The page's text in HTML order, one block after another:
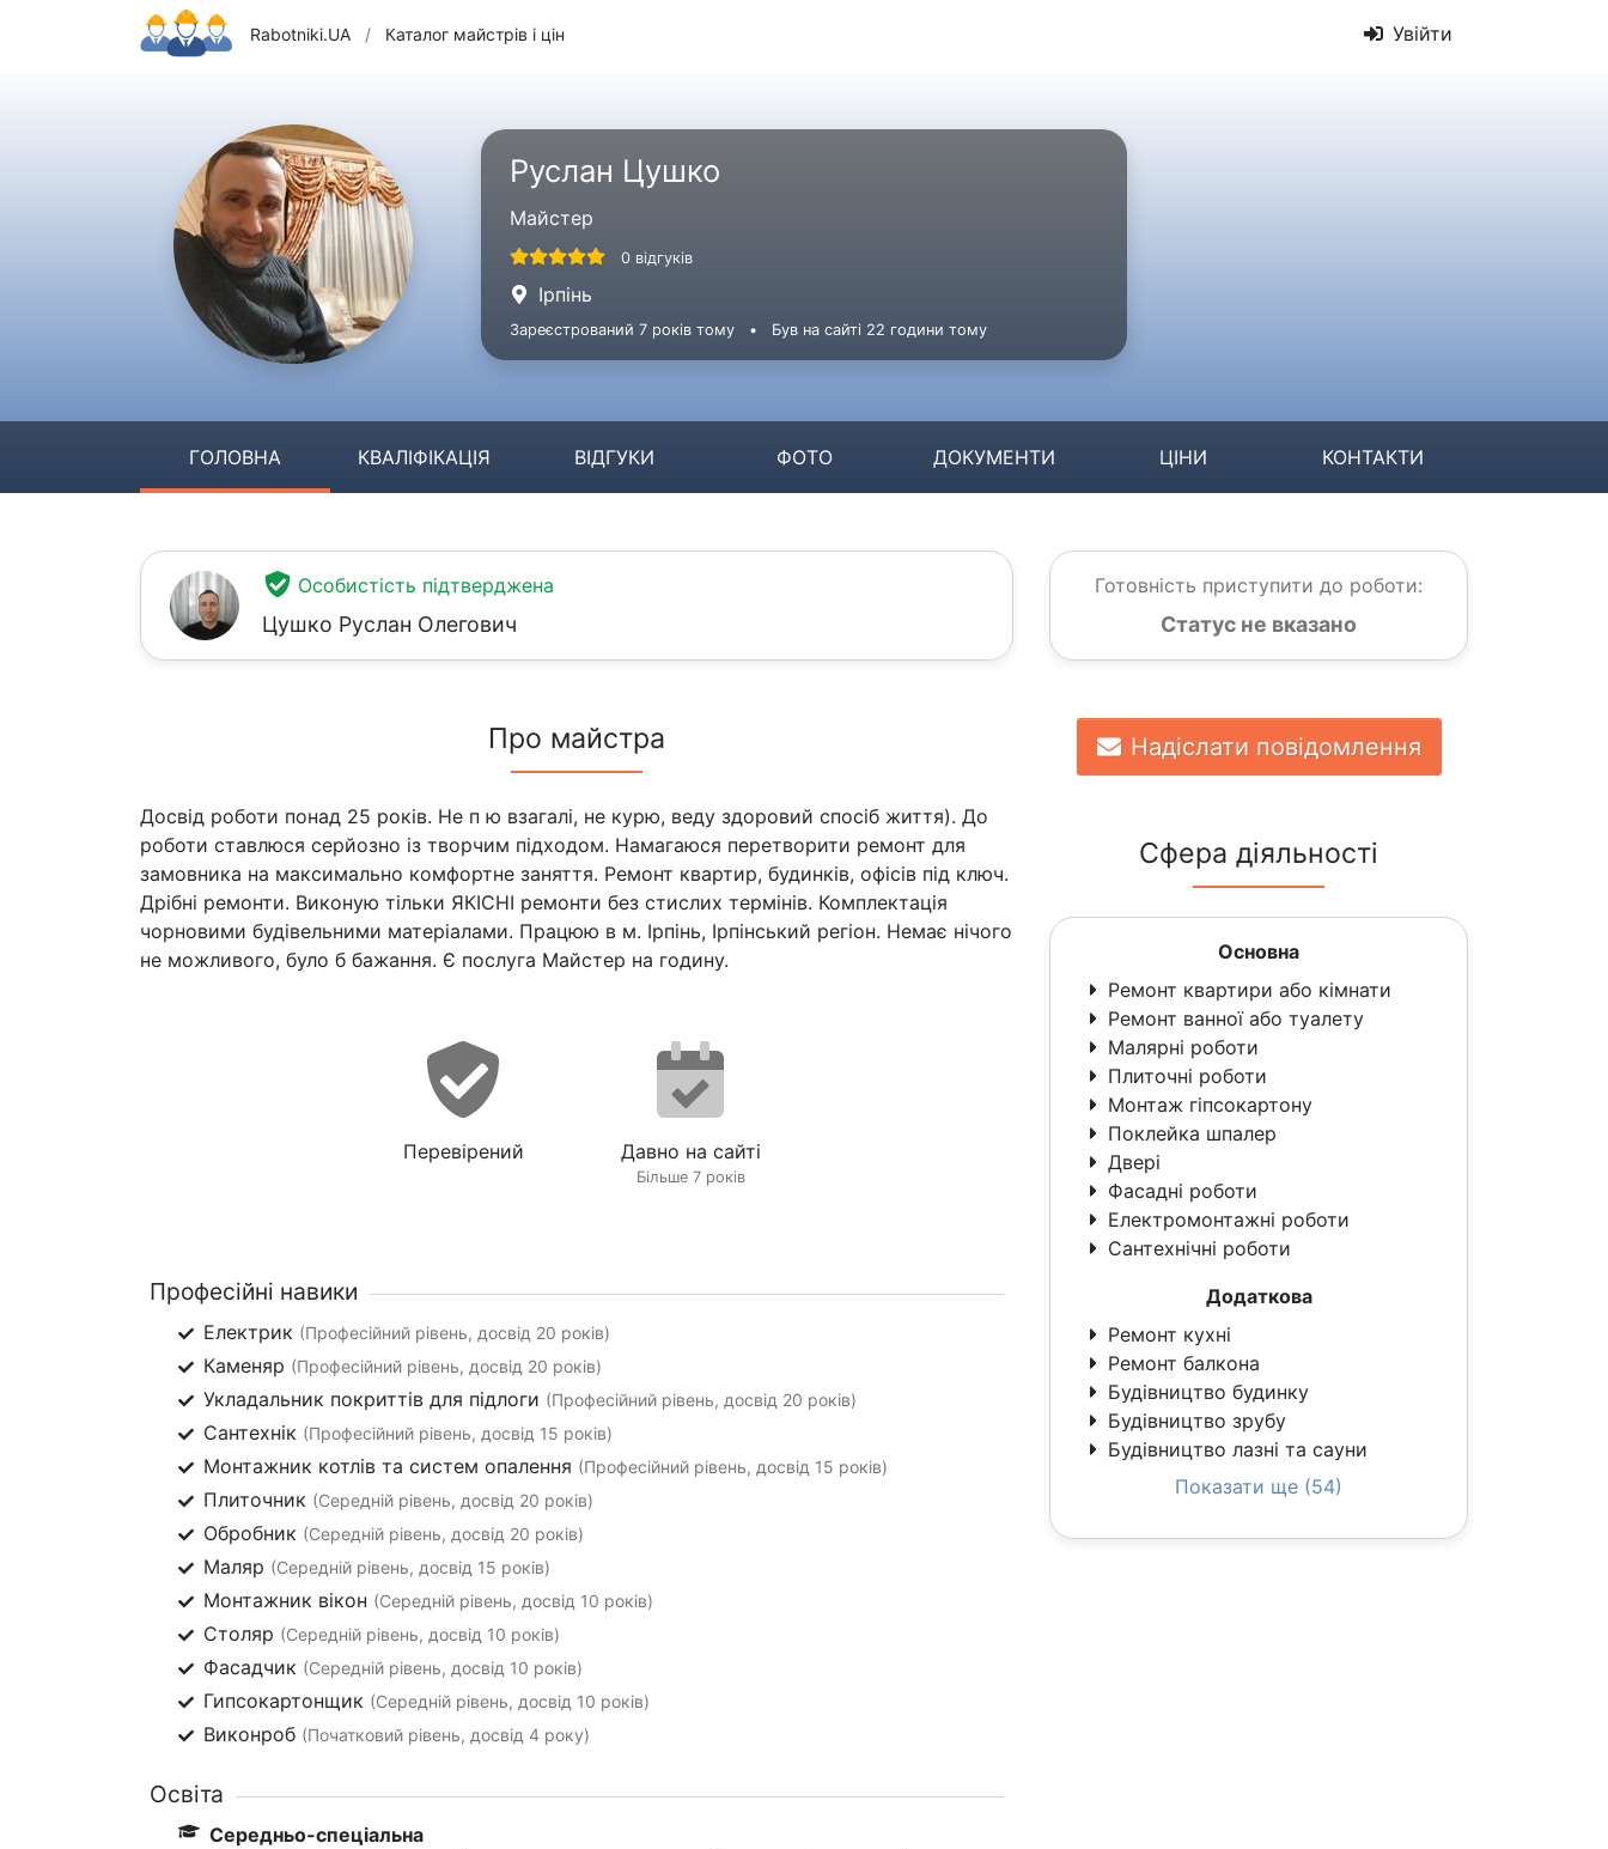
Rabotniki.UA / Каталог майстрів і цін Увійти
Руслан Цушко
Майстер
0 відгуків
Ірпінь
Зареєстрований 7 років тому • Був на сайті 22 години тому
ГОЛОВНА КВАЛІФІКАЦІЯ ВІДГУКИ ФОТО ДОКУМЕНТИ ЦІНИ КОНТАКТИ
Особистість підтверджена
Цушко Руслан Олегович
Про майстра
Досвід роботи понад 25 років. Не п ю взагалі, не курю, веду здоровий спосіб життя). До
роботи ставлюся серйозно із творчим підходом. Намагаюся перетворити ремонт для
замовника на максимально комфортне заняття. Ремонт квартир, будинків, офісів під ключ.
Дрібні ремонти. Виконую тільки ЯКІСНІ ремонти без стислих термінів. Комплектація
чорновими будівельними матеріалами. Працюю в м. Ірпінь, Ірпінський регіон. Немає нічого
не можливого, було б бажання. Є послуга Майстер на годину.
Перевірений Давно на сайті
Більше 7 років
Професійні навики
Електрик (Професійний рівень, досвід 20 років)
Каменяр (Професійний рівень, досвід 20 років)
Укладальник покриттів для підлоги (Професійний рівень, досвід 20 років)
Сантехнік (Професійний рівень, досвід 15 років)
Монтажник котлів та систем опалення (Професійний рівень, досвід 15 років)
Плиточник (Середній рівень, досвід 20 років)
Обробник (Середній рівень, досвід 20 років)
Маляр (Середній рівень, досвід 15 років)
Монтажник вікон (Середній рівень, досвід 10 років)
Столяр (Середній рівень, досвід 10 років)
Фасадчик (Середній рівень, досвід 10 років)
Гипсокартонщик (Середній рівень, досвід 10 років)
Виконроб (Початковий рівень, досвід 4 року)
Освіта
Середньо-спеціальна
Готовність приступити до роботи:
Статус не вказано
Надіслати повідомлення
Сфера діяльності
Основна
Ремонт квартири або кімнати
Ремонт ванної або туалету
Малярні роботи
Плиточні роботи
Монтаж гіпсокартону
Поклейка шпалер
Двері
Фасадні роботи
Електромонтажні роботи
Сантехнічні роботи
Додаткова
Ремонт кухні
Ремонт балкона
Будівництво будинку
Будівництво зрубу
Будівництво лазні та сауни
Показати ще (54)